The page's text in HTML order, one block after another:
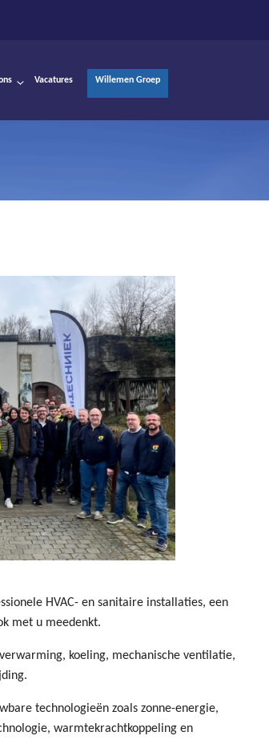
Vacatures Willemen Groep
HVAC- en sanitaire installaties, een
met u meedenkt.
koeling, mechanische ventilatie,
technologieën zoals zonne-energie,
warmtekrachtkoppeling en